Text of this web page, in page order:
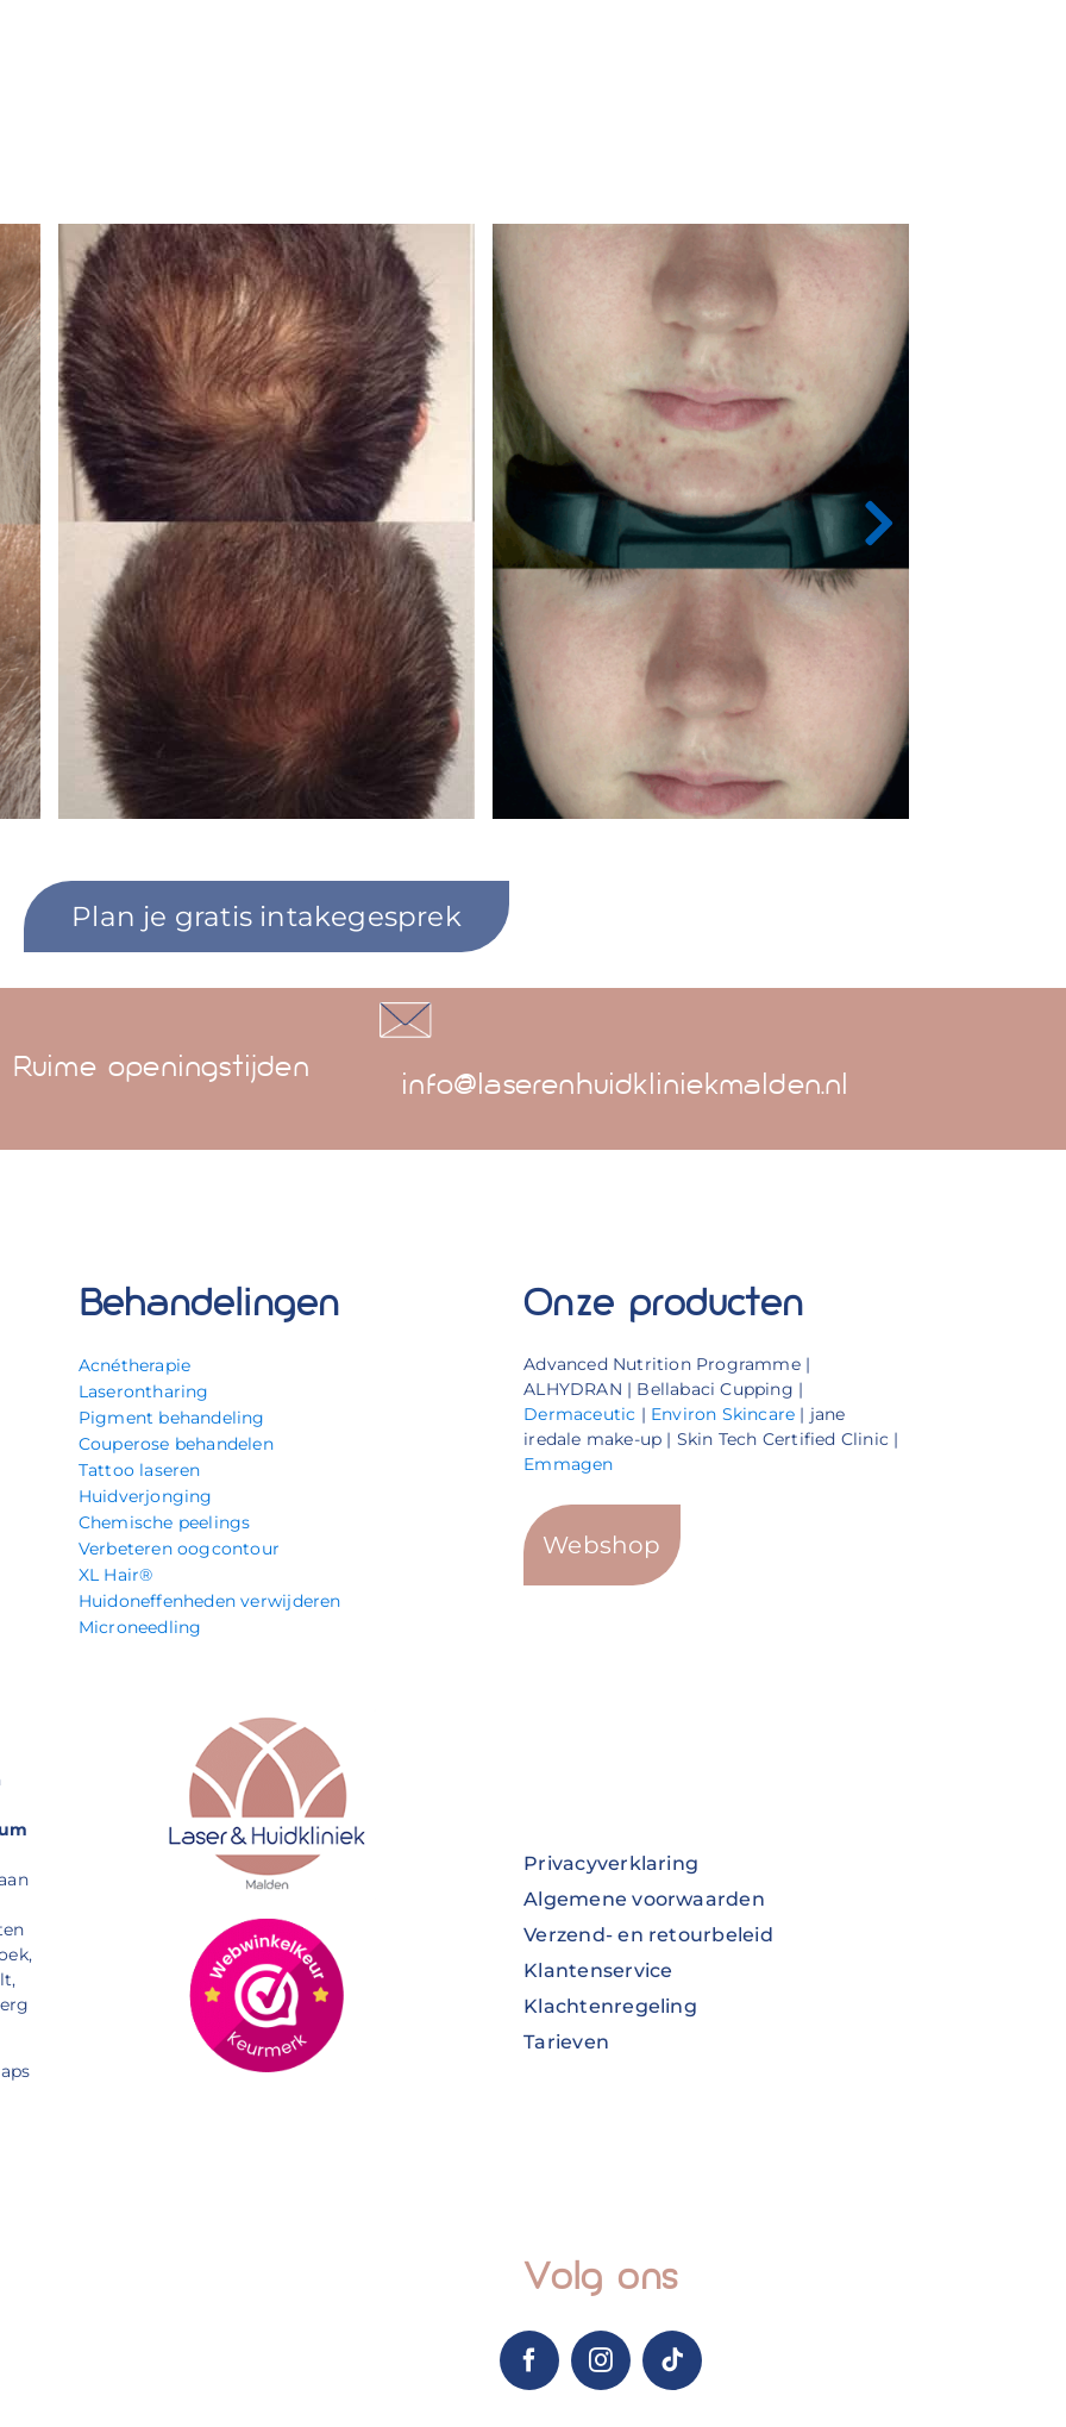
Plan je gratis intakegesprek
Ruime openingstijden info@laserenhuidkliniekmalden.nl
Behandelingen
Acnétherapie
Laserontharing
Pigment behandeling
Couperose behandelen
Tattoo laseren
Huidverjonging
Chemische peelings
Verbeteren oogcontour
XL Hair®
Huidoneffenheden verwijderen
Microneedling
Onze producten
Advanced Nutrition Programme |
ALHYDRAN | Bellabaci Cupping |
Dermaceutic | Environ Skincare | jane
iredale make-up | Skin Tech Certified Clinic |
Emmagen
Webshop
Privacyverklaring
Algemene voorwaarden
Verzend- en retourbeleid
Klantenservice
Klachtenregeling
Tarieven
Volg ons